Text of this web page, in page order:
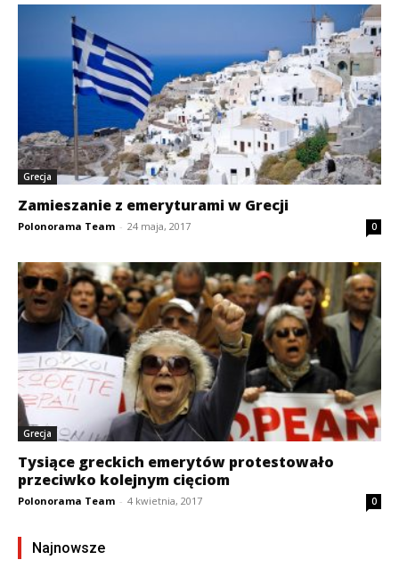
Grecja
Zamieszanie z emeryturami w Grecji
Polonorama Team - 24 maja, 2017 0
Grecja
Tysiące greckich emerytów protestowało
przeciwko kolejnym cięciom
Polonorama Team - 4 kwietnia, 2017 0
Najnowsze